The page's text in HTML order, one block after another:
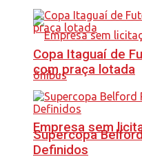
Empresa sem
Copa Itaguaí de
com praça lotada
Supercopa
Definidos